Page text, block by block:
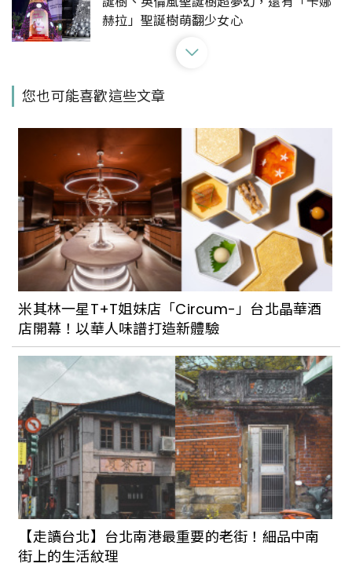
赫拉」聖誕樹萌翻少女心
大亮點：百坪奢華空間、百款經典設計，
連假去哪踩點好？精選全台星巴克特色門
市：純白老宅、日式建築，還能把海景盡
收眼底
2022是台灣傳統菜市場大改造的元年？樹
林「保安市場」全面翻新改造：純白色系
建築融入盎然綠意
來場遠離市區的輕旅行吧！別具特色的九
份住宿推薦：九份海論坐擁山海美景、神
隱之森帶你穿越時空回到過去
台北人過年去哪玩好？2023北部走春景點
總整理：北投三層崎花園彷彿置身日本富
良野、造訪桃園神社開啟一年好運
您也可能喜歡這些文章
米其林一星T+T姐妹店「Circum-」台北晶華酒
店開幕！以華人味譜打造新體驗
【走讀台北】台北南港最重要的老街！細品中南
街上的生活紋理